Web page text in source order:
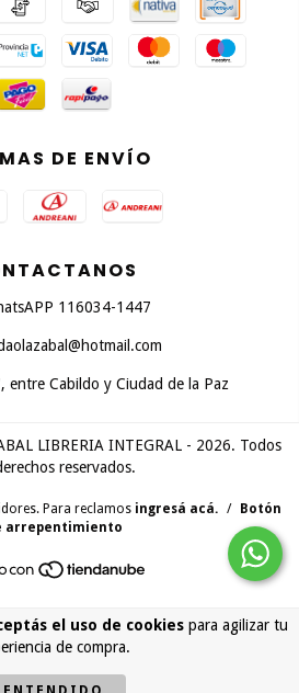
el uso de cookiespara agilizar tu
de compra.
DE ENVÍO
116034-1447
entre Cabildo y Ciudad de la Paz
LIBRERIA INTEGRAL - 2026. Todos
reservados.
Para reclamos ingresá acá. /
Botón
arrepentimiento